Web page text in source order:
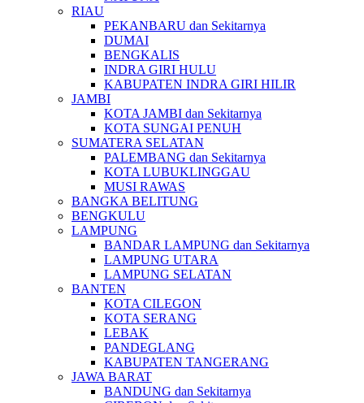
RIAU
PEKANBARU dan Sekitarnya
DUMAI
BENGKALIS
INDRA GIRI HULU
KABUPATEN INDRA GIRI HILIR
JAMBI
KOTA JAMBI dan Sekitarnya
KOTA SUNGAI PENUH
SUMATERA SELATAN
PALEMBANG dan Sekitarnya
KOTA LUBUKLINGGAU
MUSI RAWAS
BANGKA BELITUNG
BENGKULU
LAMPUNG
BANDAR LAMPUNG dan Sekitarnya
LAMPUNG UTARA
LAMPUNG SELATAN
BANTEN
KOTA CILEGON
KOTA SERANG
LEBAK
PANDEGLANG
KABUPATEN TANGERANG
JAWA BARAT
BANDUNG dan Sekitarnya